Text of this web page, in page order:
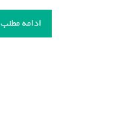
ادامه مطلب